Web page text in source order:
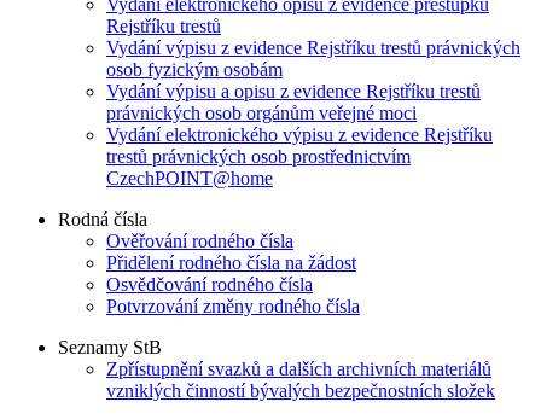
Rejstříku trestů
Vydání výpisu z evidence Rejstříku trestů právnických
osob fyzickým osobám
Vydání výpisu a opisu z evidence Rejstříku trestů
právnických osob orgánům veřejné moci
Vydání elektronického výpisu z evidence Rejstříku
trestů právnických osob prostřednictvím
CzechPOINT@home
Rodná čísla
Ověřování rodného čísla
Přidělení rodného čísla na žádost
Osvědčování rodného čísla
Potvrzování změny rodného čísla
Seznamy StB
Zpřístupnění svazků a dalších archivních materiálů
vzniklých činností bývalých bezpečnostních složek